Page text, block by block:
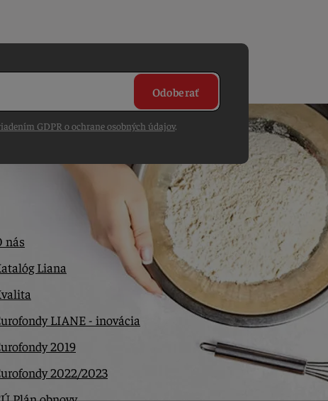
Odoberať
GDPR o ochrane osobných údajov.
nás
Liana
LIANE - inovácia
2019
2022/2023